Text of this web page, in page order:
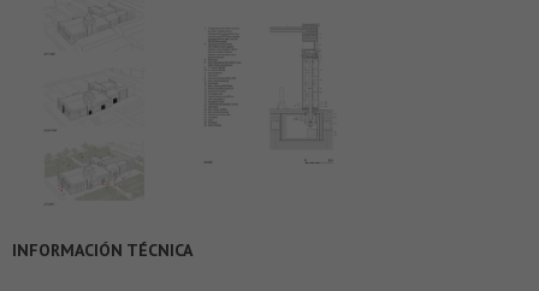
INFORMACIÓN TÉCNICA